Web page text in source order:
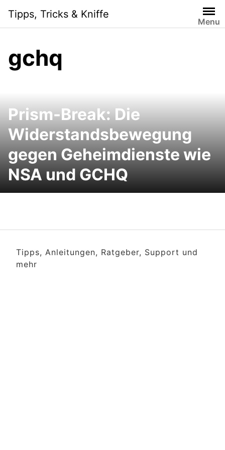
content
Tipps, Tricks & Kniffe
Menu
gchq
Prism-Break: Die
Widerstandsbewegung
gegen Geheimdienste wie
NSA und GCHQ
Tipps, Anleitungen, Ratgeber, Support und
mehr